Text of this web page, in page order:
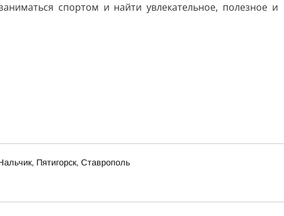
спортом и найти увлекательное, полезное и
Пятигорск, Ставрополь